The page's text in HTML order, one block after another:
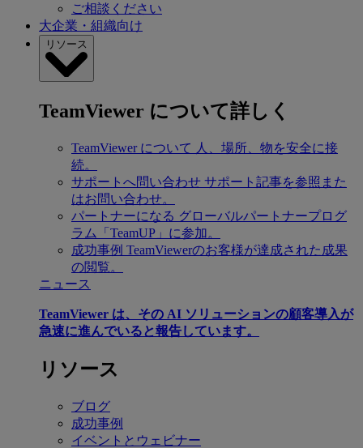
ご相談ください
大企業・組織向け
リソース
TeamViewer について詳しく
TeamViewer について 人、場所、物を安全に接
続。
サポートへ問い合わせ サポート記事を参照また
はお問い合わせ。
パートナーになる グローバルパートナープログ
ラム「TeamUP」に参加。
成功事例 TeamViewerのお客様が達成された成果
の閲覧。
ニュース
TeamViewer は、その AI ソリューションの顧客導入が
急速に進んでいると報告しています。
リソース
ブログ
成功事例
イベントとウェビナー